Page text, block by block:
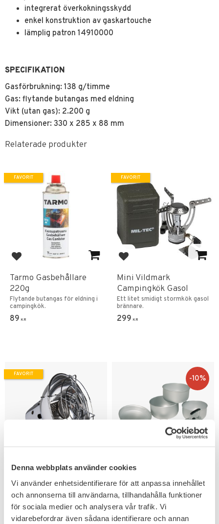
Denna webbplats använder cookies
Vi använder enhetsidentifierare för att anpassa innehållet
och annonserna till användarna, tillhandahålla funktioner
för sociala medier och analysera vår trafik. Vi
vidarebefordrar även sådana identifierare och annan
integrerat överkokningsskydd
enkel konstruktion av gaskartouche
lämplig patron 14910000
SPECIFIKATION
Gasförbrukning: 138 g/timme
Gas: flytande butangas med eldning
Vikt (utan gas): 2.200 g
Dimensioner: 330 x 285 x 88 mm
Relaterade produkter
Lägg till i favoriter
Tarmo Gasbehållare
220g
Flytande butangas för eldning i
campingkök.
89 KR
FAVORIT
Lägg till i favoriter
Mini Vildmark
Campingkök Gasol
Ett litet smidigt stormkök gasol
brännare.
299 KR
FAVORIT
Mil-Tec Värmare
Gaspatron Camping
Gasol värmaren är perfekt för
att värma upp tältet eller
husvagn.
449 KR
FAVORIT
set Alu Frilufts Kök
404KR
10%